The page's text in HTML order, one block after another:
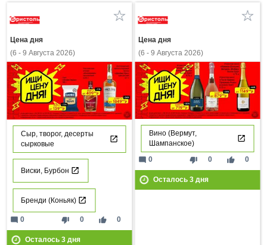
Цена дня
(6 - 9 Августа 2026)
Сыр, творог, десерты
сырковые
Виски, Бурбон
Бренди (Коньяк)
thumb_down 0 thumb_up 0
mode_comment 0
Осталось 3дня
Цена дня
(6 - 9 Августа 2026)
Вино (Вермут,
Шампанское)
thumb_down 0 thumb_up 0
mode_comment 0
Осталось 3дня